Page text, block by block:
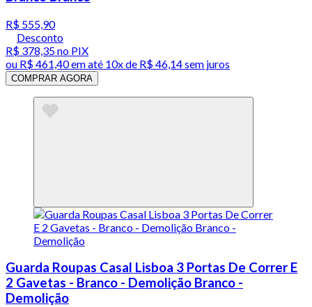
R$ 555,90
Desconto
R$ 378,35no PIX
ou R$ 461,40em até 10x de R$ 46,14 sem juros
COMPRAR AGORA
Guarda Roupas Casal Lisboa 3 Portas De Correr E
2 Gavetas - Branco - Demolição Branco -
Demolição